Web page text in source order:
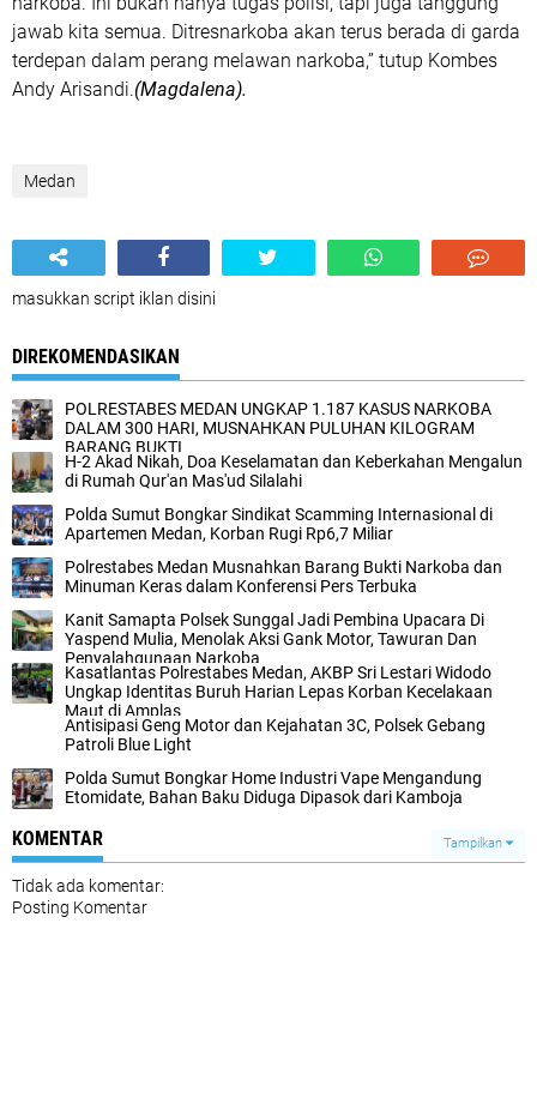
jawab kita semua. Ditresnarkoba akan terus berada di garda
terdepan dalam perang melawan narkoba,” tutup Kombes
Andy Arisandi.(Magdalena).
Medan
masukkan script iklan disini
DIREKOMENDASIKAN
POLRESTABES MEDAN UNGKAP 1.187 KASUS NARKOBA
DALAM 300 HARI, MUSNAHKAN PULUHAN KILOGRAM
BARANG BUKTI
H-2 Akad Nikah, Doa Keselamatan dan Keberkahan Mengalun
di Rumah Qur'an Mas'ud Silalahi
Polda Sumut Bongkar Sindikat Scamming Internasional di
Apartemen Medan, Korban Rugi Rp6,7 Miliar
Polrestabes Medan Musnahkan Barang Bukti Narkoba dan
Minuman Keras dalam Konferensi Pers Terbuka
Kanit Samapta Polsek Sunggal Jadi Pembina Upacara Di
Yaspend Mulia, Menolak Aksi Gank Motor, Tawuran Dan
Penyalahgunaan Narkoba
Kasatlantas Polrestabes Medan, AKBP Sri Lestari Widodo
Ungkap Identitas Buruh Harian Lepas Korban Kecelakaan
Maut di Amplas‎
Antisipasi Geng Motor dan Kejahatan 3C, Polsek Gebang
Patroli Blue Light
Polda Sumut Bongkar Home Industri Vape Mengandung
Etomidate, Bahan Baku Diduga Dipasok dari Kamboja
KOMENTAR Tampilkan
Tidak ada komentar:
Posting Komentar